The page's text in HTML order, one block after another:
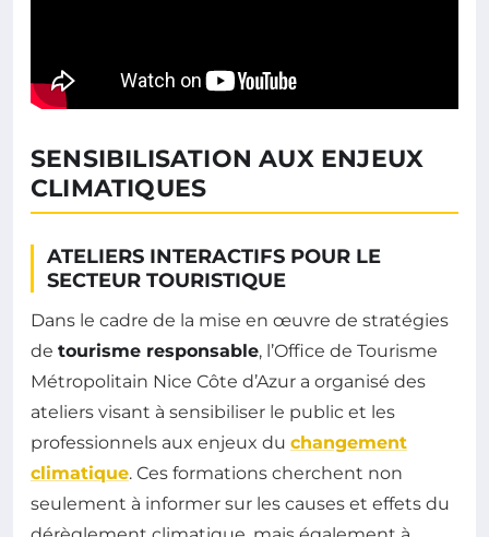
SENSIBILISATION AUX ENJEUX
CLIMATIQUES
ATELIERS INTERACTIFS POUR LE
SECTEUR TOURISTIQUE
Dans le cadre de la mise en œuvre de stratégies
de tourisme responsable, l’Office de Tourisme
Métropolitain Nice Côte d’Azur a organisé des
ateliers visant à sensibiliser le public et les
professionnels aux enjeux du changement
climatique. Ces formations cherchent non
seulement à informer sur les causes et effets du